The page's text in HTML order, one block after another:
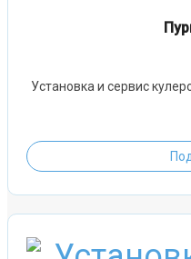
Установка и сервис